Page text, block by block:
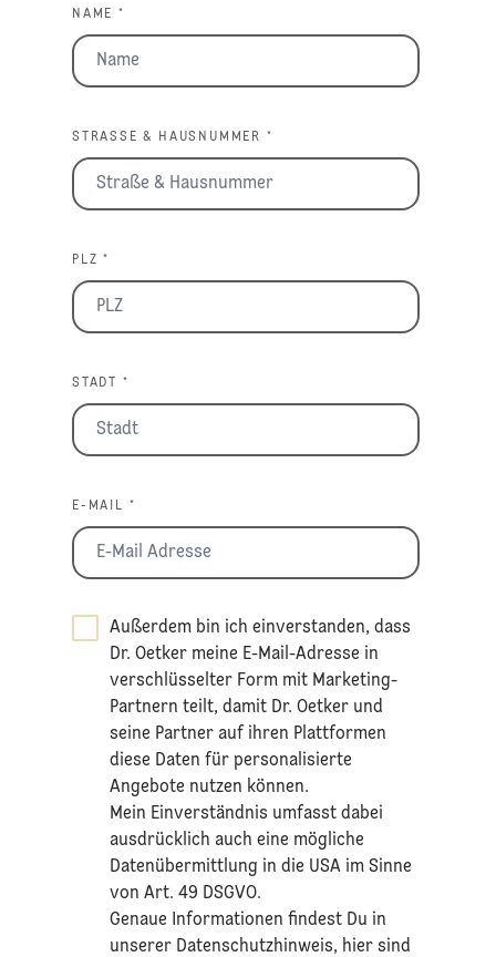
NAME *
STRASSE & HAUSNUMMER *
PLZ *
STADT *
E-MAIL *
Außerdem bin ich einverstanden, dass
Dr. Oetker meine E-Mail-Adresse in
verschlüsselter Form mit Marketing-
Partnern teilt, damit Dr. Oetker und
seine Partner auf ihren Plattformen
diese Daten für personalisierte
Angebote nutzen können.
Mein Einverständnis umfasst dabei
ausdrücklich auch eine mögliche
Datenübermittlung in die USA im Sinne
von Art. 49 DSGVO.​
​Genaue Informationen findest Du in
unserer Datenschutzhinweis, hier sind